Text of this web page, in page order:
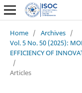
Home / Archives /
Vol. 5 No. 50 (2025):
EFFICIENCY OF
/
Articles